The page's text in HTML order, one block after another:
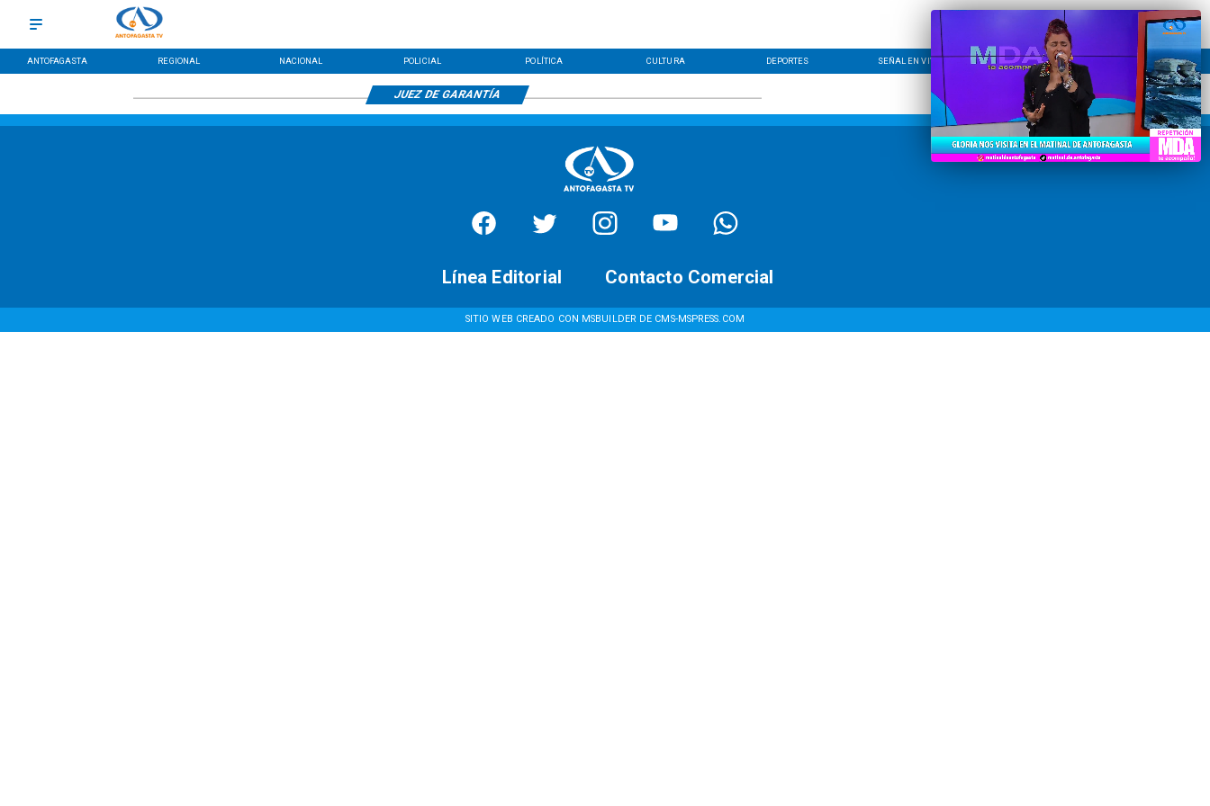
ANTOFAGASTA REGIONAL NACIONAL POLICIAL POLÍTICA CULTURA DEPORTES SEÑAL EN VIVO CONTACTO LÍNEA EDITORIAL
JUEZ DE GARANTÍA
SITIO WEB CREADO CON MSBUILDER DE CMS-MSPRESS.COM
Contacto Comercial
Línea Editorial